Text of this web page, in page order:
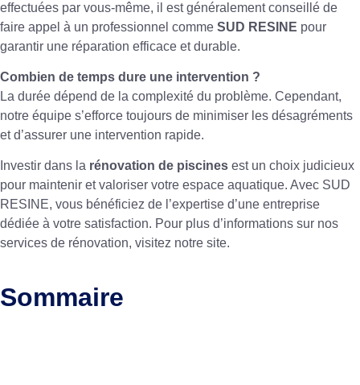
effectuées par vous-même, il est généralement conseillé de
faire appel à un professionnel comme SUD RESINE pour
garantir une réparation efficace et durable.
Combien de temps dure une intervention ?
La durée dépend de la complexité du problème. Cependant,
notre équipe s’efforce toujours de minimiser les désagréments
et d’assurer une intervention rapide.
Investir dans la rénovation de piscines est un choix judicieux
pour maintenir et valoriser votre espace aquatique. Avec SUD
RESINE, vous bénéficiez de l’expertise d’une entreprise
dédiée à votre satisfaction. Pour plus d’informations sur nos
services de rénovation, visitez notre site.
Sommaire